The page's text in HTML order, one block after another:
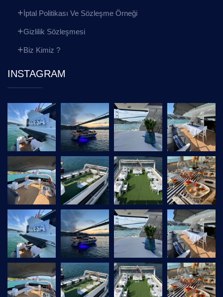
İptal Politikası Ve Sözleşme Örneği
Gizlilik Sözleşmesi
Biz Kimiz ?
INSTAGRAM